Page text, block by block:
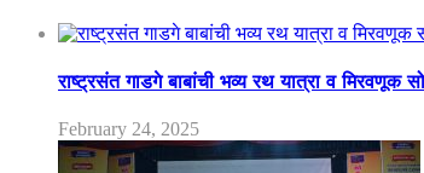
राष्ट्रसंत गाडगे बाबांची भव्य रथ यात्रा व
February 24, 2025